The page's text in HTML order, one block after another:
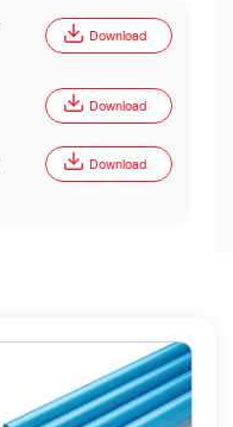
Download
Download
Download